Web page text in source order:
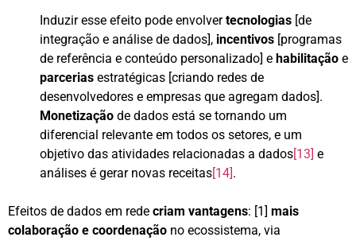
Induzir esse efeito pode envolvertecnologias [de
integração e análise de dados], incentivos [programas
de referência e conteúdo personalizado] e habilitação e
parcerias estratégicas [criando redes de
desenvolvedores e empresas que agregam dados].
Monetização de dados está se tornando um
diferencial relevante em todos os setores, e um
objetivo das atividades relacionadas a dados[13] e
análises é gerar novas receitas[14] .
Efeitos de dados em rede criam vantagens: [1] mais
colaboração e coordenação no ecossistema, via